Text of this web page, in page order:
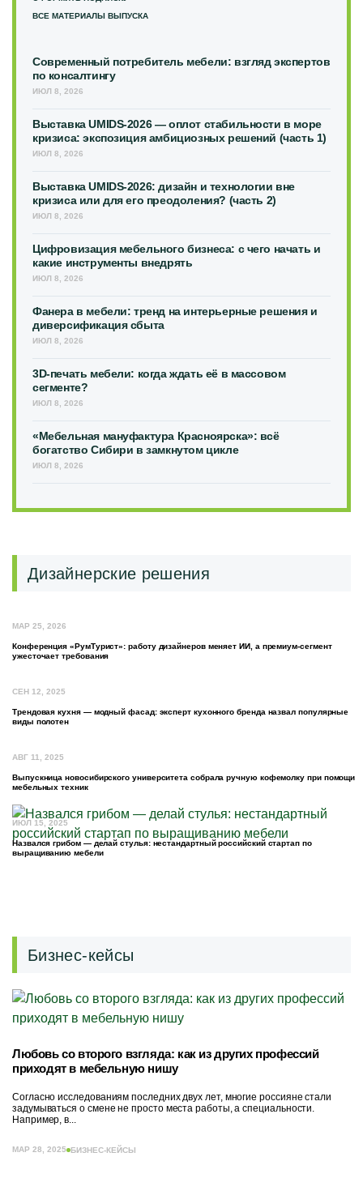
ВСЕ МАТЕРИАЛЫ ВЫПУСКА
Современный потребитель мебели: взгляд экспертов
по консалтингу
ИЮЛ 8, 2026
Выставка UMIDS-2026 — оплот стабильности в море
кризиса: экспозиция амбициозных решений (часть 1)
ИЮЛ 8, 2026
Выставка UMIDS-2026: дизайн и технологии вне
кризиса или для его преодоления? (часть 2)
ИЮЛ 8, 2026
Цифровизация мебельного бизнеса: с чего начать и
какие инструменты внедрять
ИЮЛ 8, 2026
Фанера в мебели: тренд на интерьерные решения и
диверсификация сбыта
ИЮЛ 8, 2026
3D-печать мебели: когда ждать её в массовом
сегменте?
ИЮЛ 8, 2026
«Мебельная мануфактура Красноярска»: всё
богатство Сибири в замкнутом цикле
ИЮЛ 8, 2026
Дизайнерские решения
МАР 25, 2026
Конференция «РумТурист»: работу дизайнеров меняет ИИ, а премиум-сегмент
ужесточает требования
СЕН 12, 2025
Трендовая кухня — модный фасад: эксперт кухонного бренда назвал популярные
виды полотен
АВГ 11, 2025
Выпускница новосибирского университета собрала ручную кофемолку при помощи
мебельных техник
ИЮЛ 15, 2025
Назвался грибом — делай стулья: нестандартный российский стартап по
выращиванию мебели
Бизнес-кейсы
Любовь со второго взгляда: как из других профессий
приходят в мебельную нишу
Согласно исследованиям последних двух лет, многие россияне стали
задумываться о смене не просто места работы, а специальности.
Например, в...
МАР 28, 2025 БИЗНЕС-КЕЙСЫ